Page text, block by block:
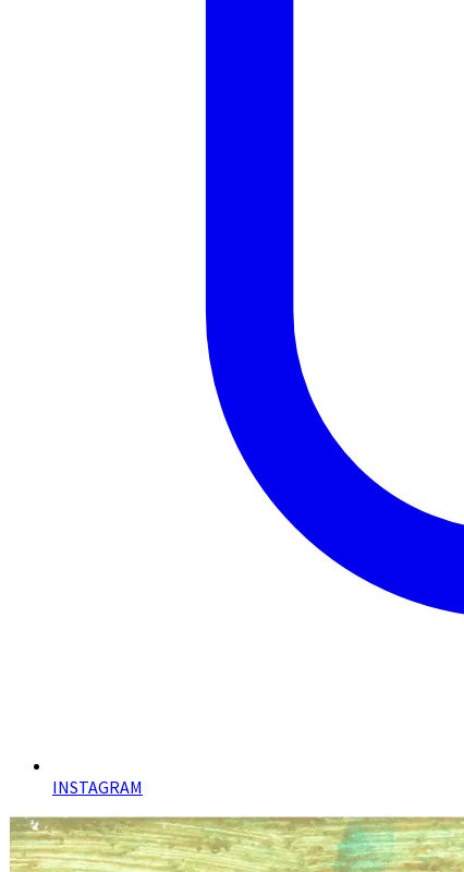
INSTAGRAM